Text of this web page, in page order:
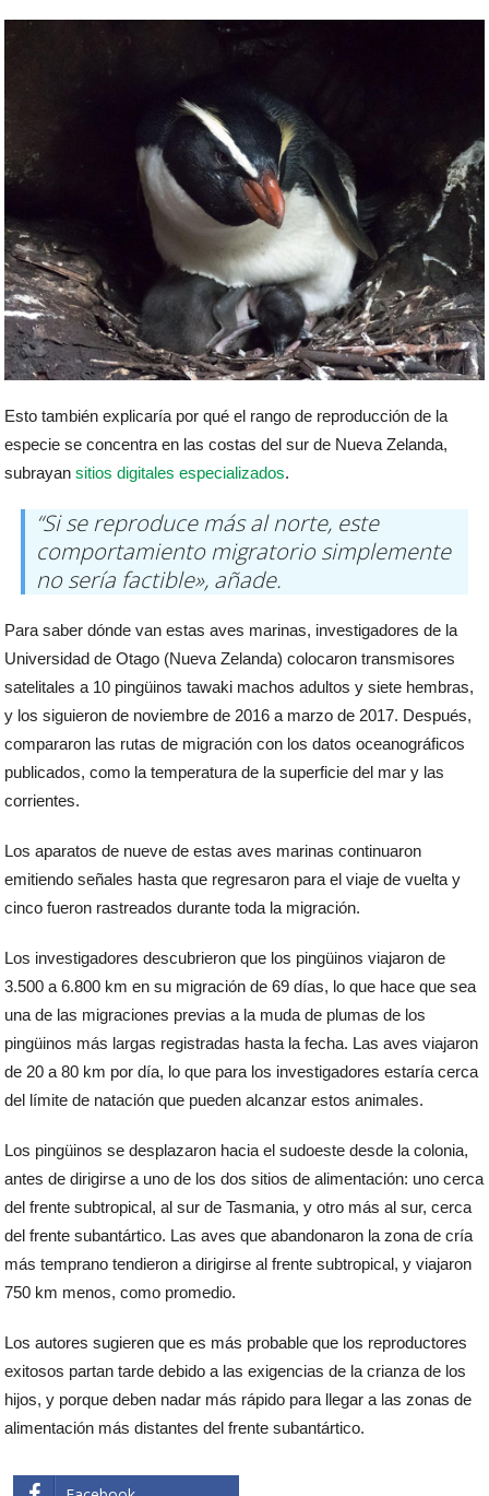
Esto también explicaría por qué el rango de reproducción de la
especie se concentra en las costas del sur de Nueva Zelanda,
subrayansitios digitales especializados.
“Si se reproduce más al norte, este
comportamiento migratorio simplemente
no sería factible», añade.
Para saber dónde van estas aves marinas, investigadores de la
Universidad de Otago (Nueva Zelanda) colocaron transmisores
satelitales a 10 pingüinos tawaki machos adultos y siete hembras,
y los siguieron de noviembre de 2016 a marzo de 2017. Después,
compararon las rutas de migración con los datos oceanográficos
publicados, como la temperatura de la superficie del mar y las
corrientes.
Los aparatos de nueve de estas aves marinas continuaron
emitiendo señales hasta que regresaron para el viaje de vuelta y
cinco fueron rastreados durante toda la migración.
Los investigadores descubrieron que los pingüinos viajaron de
3.500 a 6.800 km en su migración de 69 días, lo que hace que sea
una de las migraciones previas a la muda de plumas de los
pingüinos más largas registradas hasta la fecha. Las aves viajaron
de 20 a 80 km por día, lo que para los investigadores estaría cerca
del límite de natación que pueden alcanzar estos animales.
Los pingüinos se desplazaron hacia el sudoeste desde la colonia,
antes de dirigirse a uno de los dos sitios de alimentación: uno cerca
del frente subtropical, al sur de Tasmania, y otro más al sur, cerca
del frente subantártico. Las aves que abandonaron la zona de cría
más temprano tendieron a dirigirse al frente subtropical, y viajaron
750 km menos, como promedio.
Los autores sugieren que es más probable que los reproductores
exitosos partan tarde debido a las exigencias de la crianza de los
hijos, y porque deben nadar más rápido para llegar a las zonas de
alimentación más distantes del frente subantártico.